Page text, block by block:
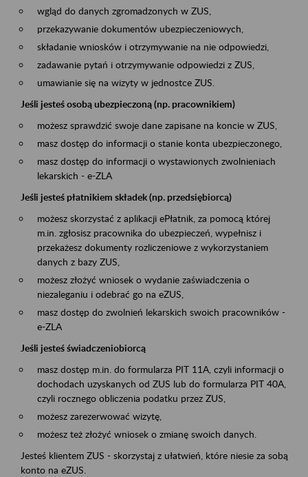
wgląd do danych zgromadzonych w ZUS,
przekazywanie dokumentów ubezpieczeniowych,
składanie wniosków i otrzymywanie na nie odpowiedzi,
zadawanie pytań i otrzymywanie odpowiedzi z ZUS,
umawianie się na wizyty w jednostce ZUS.
Jeśli jesteś osobą ubezpieczoną (np. pracownikiem)
możesz sprawdzić swoje dane zapisane na koncie w ZUS,
masz dostęp do informacji o stanie konta ubezpieczonego,
masz dostęp do informacji o wystawionych zwolnieniach
lekarskich - e-ZLA
Jeśli jesteś płatnikiem składek (np. przedsiębiorcą)
możesz skorzystać z aplikacji ePłatnik, za pomocą której
m.in. zgłosisz pracownika do ubezpieczeń, wypełnisz i
przekażesz dokumenty rozliczeniowe z wykorzystaniem
danych z bazy ZUS,
możesz złożyć wniosek o wydanie zaświadczenia o
niezaleganiu i odebrać go na eZUS,
masz dostęp do zwolnień lekarskich swoich pracowników -
e-ZLA
Jeśli jesteś świadczeniobiorcą
masz dostęp m.in. do formularza PIT 11A, czyli informacji o
dochodach uzyskanych od ZUS lub do formularza PIT 40A,
czyli rocznego obliczenia podatku przez ZUS,
możesz zarezerwować wizytę,
możesz też złożyć wniosek o zmianę swoich danych.
Jesteś klientem ZUS - skorzystaj z ułatwień, które niesie za sobą
konto na eZUS.